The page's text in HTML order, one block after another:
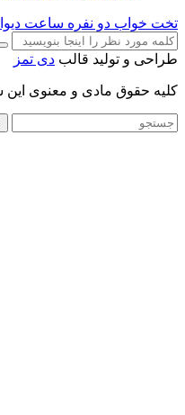
تخت خواب دو نفره ساعت
طراحی و تولید قالب دی تمز
کلیه حقوق مادی و معنوی